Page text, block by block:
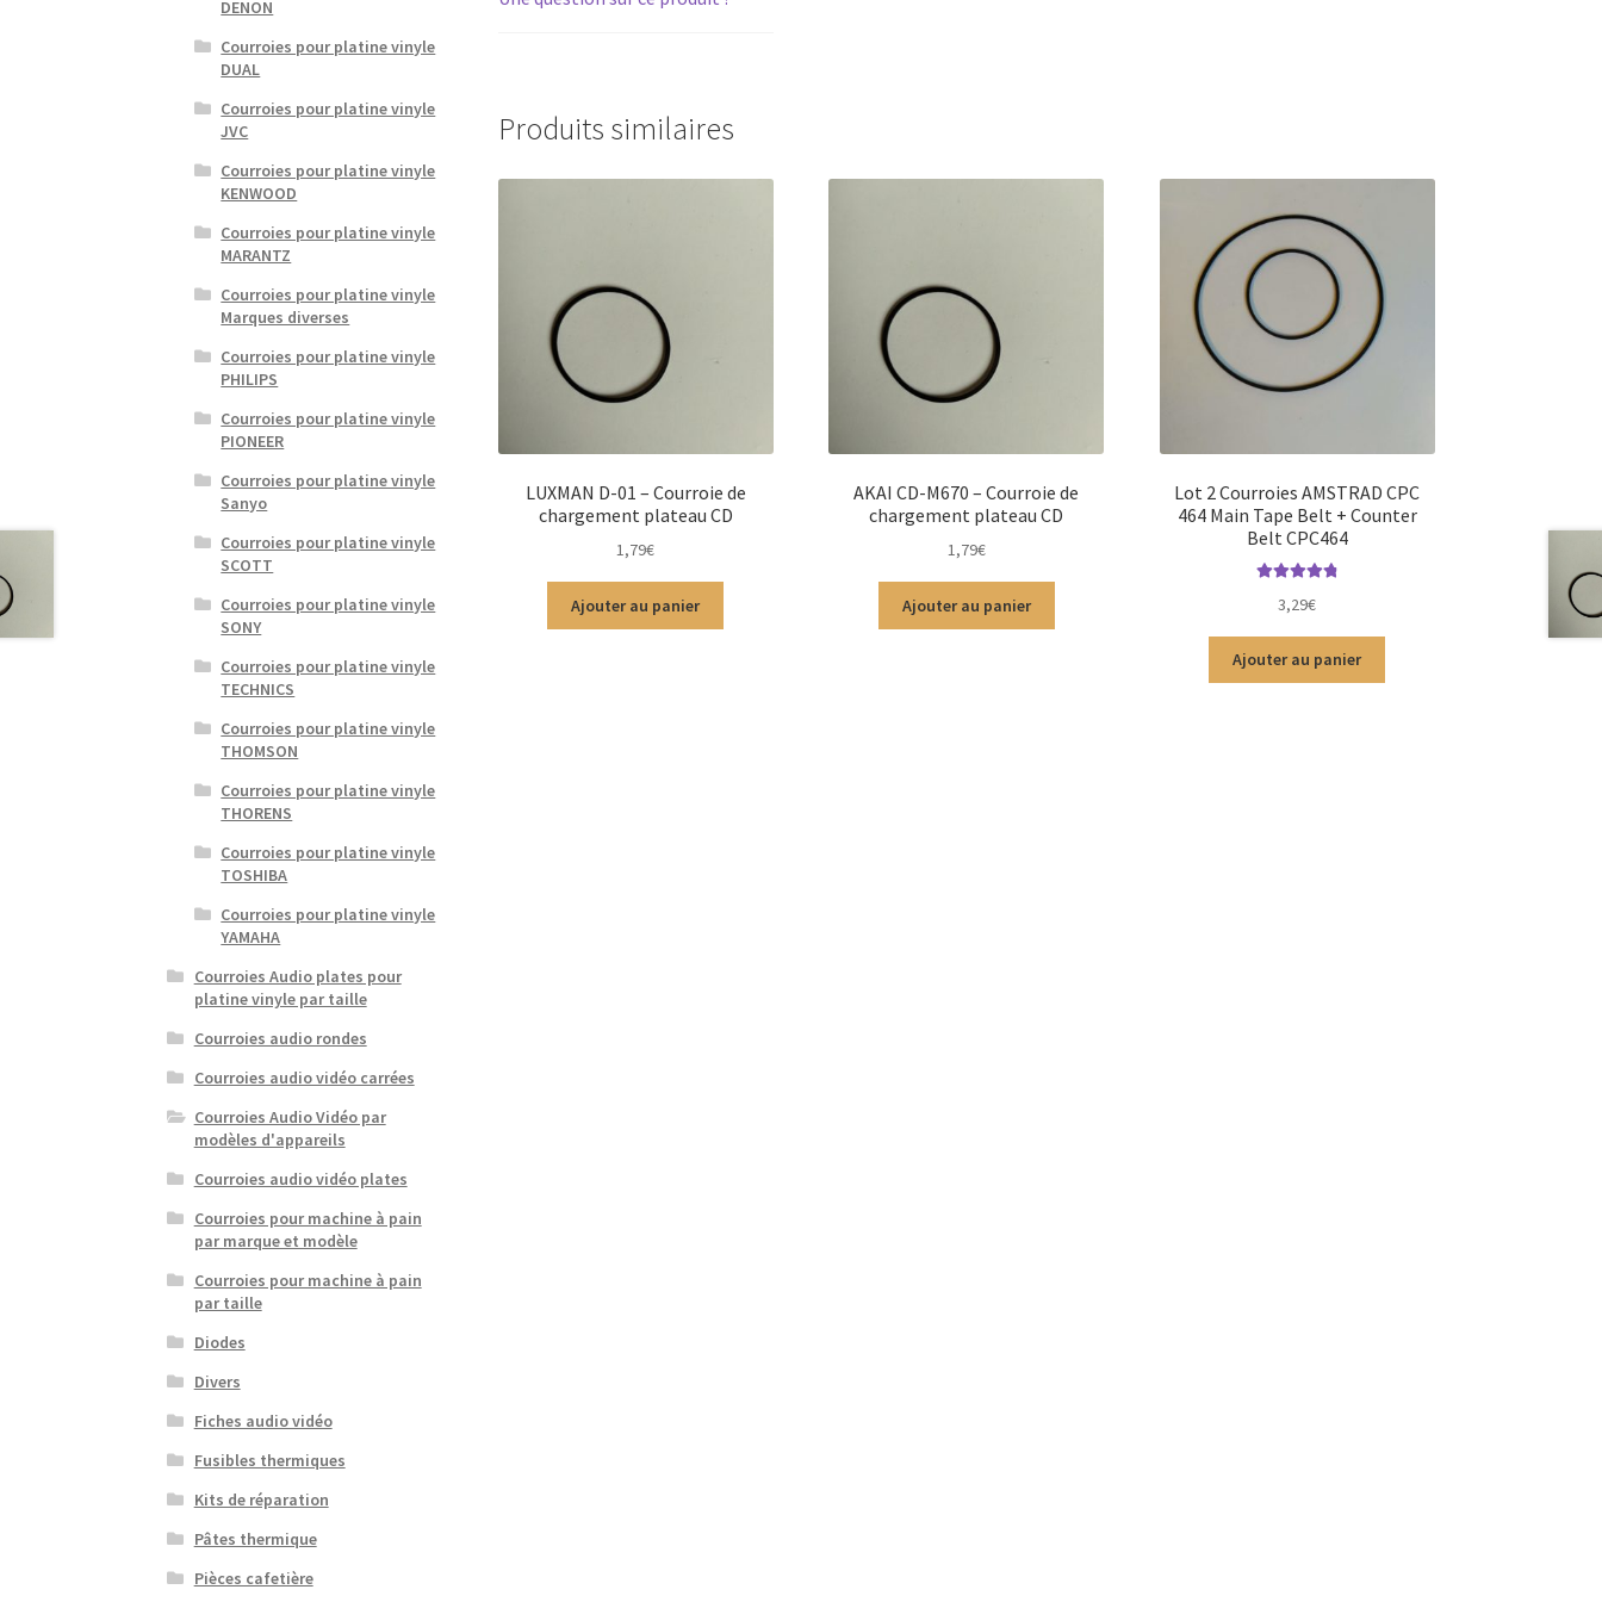
Produits similaires
LUXMAN D-01 – Courroie de
chargement plateau CD
1,79€
Ajouter au panier
AKAI CD-M670 – Courroie de
chargement plateau CD
1,79€
Ajouter au panier
Lot 2 Courroies AMSTRAD CPC
464 Main Tape Belt + Counter
Belt CPC464
5
3,29€
Ajouter au panier
DENON
Courroies pour platine vinyle
DUAL
Courroies pour platine vinyle
JVC
Courroies pour platine vinyle
KENWOOD
Courroies pour platine vinyle
MARANTZ
Courroies pour platine vinyle
Marques diverses
Courroies pour platine vinyle
PHILIPS
Courroies pour platine vinyle
PIONEER
Courroies pour platine vinyle
Sanyo
Courroies pour platine vinyle
SCOTT
Courroies pour platine vinyle
SONY
Courroies pour platine vinyle
TECHNICS
Courroies pour platine vinyle
THOMSON
Courroies pour platine vinyle
THORENS
Courroies pour platine vinyle
TOSHIBA
Courroies pour platine vinyle
YAMAHA
Courroies Audio plates pour
platine vinyle par taille
Courroies audio rondes
Courroies audio vidéo carrées
Courroies Audio Vidéo par
modèles d'appareils
Courroies audio vidéo plates
Courroies pour machine à pain
par marque et modèle
Courroies pour machine à pain
par taille
Diodes
Divers
Fiches audio vidéo
Fusibles thermiques
Kits de réparation
Pâtes thermique
Pièces cafetière